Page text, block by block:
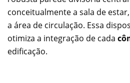
conceitualmente a sala de
a área de circulação. Essa
otimiza a integração de cada
edificação.